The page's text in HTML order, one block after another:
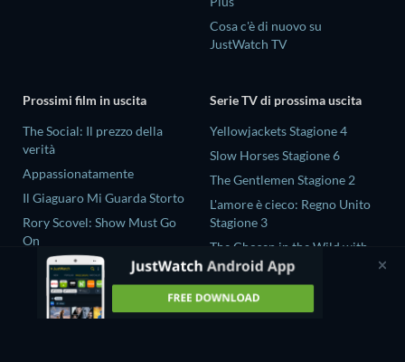
Cosa c'è di nuovo su
JustWatch TV
Prossimi film in uscita
The Social: Il prezzo della
verità
Appassionatamente
Il Giaguaro Mi Guarda Storto
Rory Scovel: Show Must Go
On
Nando tra due mondi - Un film
di Sintonia
Serie TV di prossima uscita
Yellowjackets Stagione 4
Slow Horses Stagione 6
The Gentlemen Stagione 2
L'amore è cieco: Regno Unito
Stagione 3
The Chosen in the Wild with
Bear Grylls Stagione 1